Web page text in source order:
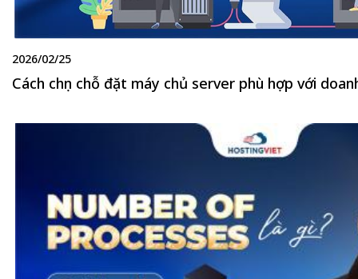
2026/02/25
Cách chọn chỗ đặt máy chủ server phù hợp với